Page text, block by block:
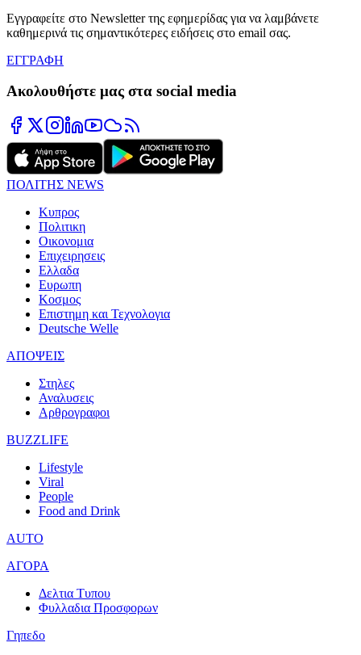
Εγγραφείτε στο Newsletter της εφημερίδας για να λαμβάνετε
καθημερινά τις σημαντικότερες ειδήσεις στο email σας.
ΕΓΓΡΑΦΗ
Ακολουθήστε μας στα social media
ΠΟΛΙΤΗΣ NEWS
Κυπρος
Πολιτικη
Οικονομια
Επιχειρησεις
Ελλαδα
Ευρωπη
Κοσμος
Επιστημη και Τεχνολογια
Deutsche Welle
ΑΠΟΨΕΙΣ
Στηλες
Αναλυσεις
Αρθρογραφοι
BUZZLIFE
Lifestyle
Viral
People
Food and Drink
AUTO
ΑΓΟΡΑ
Δελτια Τυπου
Φυλλαδια Προσφορων
Γηπεδο